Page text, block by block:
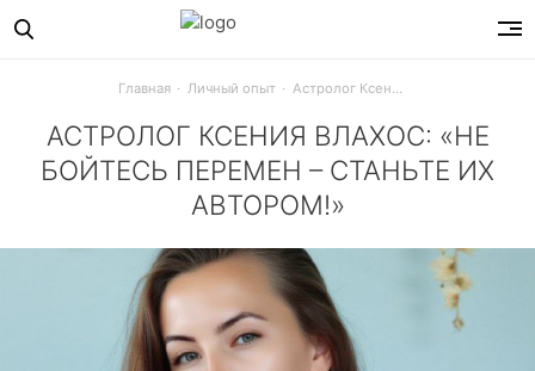
Главная Личный опыт
АСТРОЛОГ КСЕНИЯ ВЛАХОС: «НЕ
БОЙТЕСЬ ПЕРЕМЕН – СТАНЬТЕ ИХ
АВТОРОМ!»
Так ли страшен ретроградный Меркурий? Существуют